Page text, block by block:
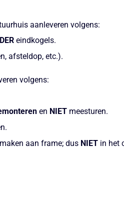
aanleveren volgens:
eindkogels.
afsteldop, etc.).
volgens:
en NIET meesturen.
aan frame; dus NIET in het